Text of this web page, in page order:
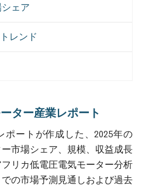
ェア
レンド
ター産業レポート
ポートが作成した、2025年の
市場シェア、規模、収益成長
リカ低電圧電気モーター分析
の市場予測見通しおよび過去